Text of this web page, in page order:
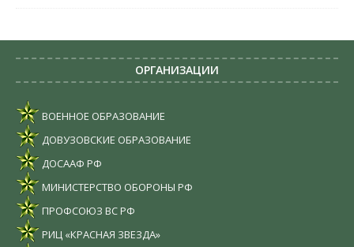
ОРГАНИЗАЦИИ
ВОЕННОЕ ОБРАЗОВАНИЕ
ДОВУЗОВСКИЕ ОБРАЗОВАНИЕ
ДОСААФ РФ
МИНИСТЕРСТВО ОБОРОНЫ РФ
ПРОФСОЮЗ ВС РФ
РИЦ «КРАСНАЯ ЗВЕЗДА»